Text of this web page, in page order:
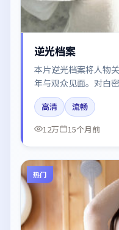
逆光档案
本片逆光档案将人物
年与观众见面。对白
拓哉的台词节奏值得
调摄影。
高清
流畅
12万
15个月前
热门